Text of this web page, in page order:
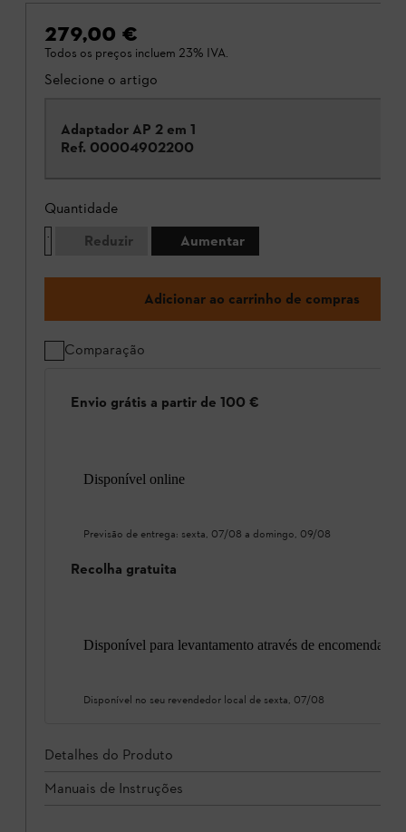
279,00 €
Todos os preços incluem 23% IVA.
Selecione o artigo
Adaptador AP 2 em 1
Ref. 00004902200
Quantidade
Reduzir
Aumentar
Adicionar ao carrinho de compras
Comparação
Envio grátis a partir de 100 €
Disponível online
Previsão de entrega: sexta, 07/08 a domingo, 09/08
Recolha gratuita
Disponível para levantamento através de encomenda
Disponível no seu revendedor local de sexta, 07/08
Detalhes do Produto
Manuais de Instruções